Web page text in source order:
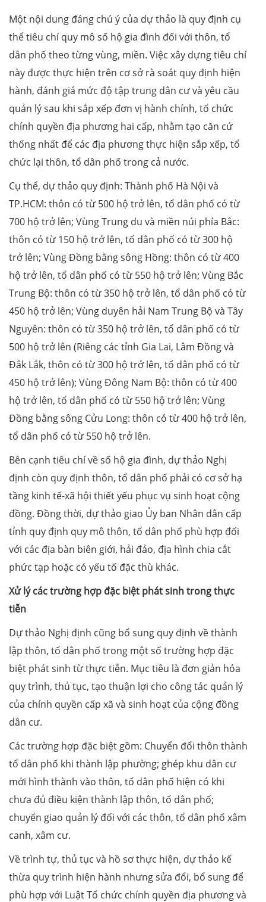
Một nội dung đáng chú ý của dự thảo là quy định cụ
thể tiêu chí quy mô số hộ gia đình đối với thôn, tổ
dân phố theo từng vùng, miền. Việc xây dựng tiêu chí
này được thực hiện trên cơ sở rà soát quy định hiện
hành, đánh giá mức độ tập trung dân cư và yêu cầu
quản lý sau khi sắp xếp đơn vị hành chính, tổ chức
chính quyền địa phương hai cấp, nhằm tạo căn cứ
thống nhất để các địa phương thực hiện sắp xếp, tổ
chức lại thôn, tổ dân phố trong cả nước.
Cụ thể, dự thảo quy định: Thành phố Hà Nội và
TP.HCM: thôn có từ 500 hộ trở lên, tổ dân phố có từ
700 hộ trở lên; Vùng Trung du và miền núi phía Bắc:
thôn có từ 150 hộ trở lên, tổ dân phố có từ 300 hộ
trở lên; Vùng Đồng bằng sông Hồng: thôn có từ 400
hộ trở lên, tổ dân phố có từ 550 hộ trở lên; Vùng Bắc
Trung Bộ: thôn có từ 350 hộ trở lên, tổ dân phố có từ
450 hộ trở lên; Vùng duyên hải Nam Trung Bộ và Tây
Nguyên: thôn có từ 350 hộ trở lên, tổ dân phố có từ
500 hộ trở lên (Riêng các tỉnh Gia Lai, Lâm Đồng và
Đắk Lắk, thôn có từ 300 hộ trở lên, tổ dân phố có từ
450 hộ trở lên); Vùng Đông Nam Bộ: thôn có từ 400
hộ trở lên, tổ dân phố có từ 550 hộ trở lên; Vùng
Đồng bằng sông Cửu Long: thôn có từ 400 hộ trở lên,
tổ dân phố có từ 550 hộ trở lên.
Bên cạnh tiêu chí về số hộ gia đình, dự thảo Nghị
định còn quy định thôn, tổ dân phố phải có cơ sở hạ
tầng kinh tế-xã hội thiết yếu phục vụ sinh hoạt cộng
đồng. Đồng thời, dự thảo giao Ủy ban Nhân dân cấp
tỉnh quy định quy mô thôn, tổ dân phố phù hợp đối
với các địa bàn biên giới, hải đảo, địa hình chia cắt
phức tạp hoặc có yếu tố đặc thù khác.
Xử lý các trường hợp đặc biệt phát sinh trong thực
tiễn
Dự thảo Nghị định cũng bổ sung quy định về thành
lập thôn, tổ dân phố trong một số trường hợp đặc
biệt phát sinh từ thực tiễn. Mục tiêu là đơn giản hóa
quy trình, thủ tục, tạo thuận lợi cho công tác quản lý
của chính quyền cấp xã và sinh hoạt của cộng đồng
dân cư.
Các trường hợp đặc biệt gồm: Chuyển đổi thôn thành
tổ dân phố khi thành lập phường; ghép khu dân cư
mới hình thành vào thôn, tổ dân phố hiện có khi
chưa đủ điều kiện thành lập thôn, tổ dân phố;
chuyển giao quản lý đối với các thôn, tổ dân phố xâm
canh, xâm cư.
Về trình tự, thủ tục và hồ sơ thực hiện, dự thảo kế
thừa quy trình hiện hành nhưng sửa đổi, bổ sung để
phù hợp với Luật Tổ chức chính quyền địa phương và